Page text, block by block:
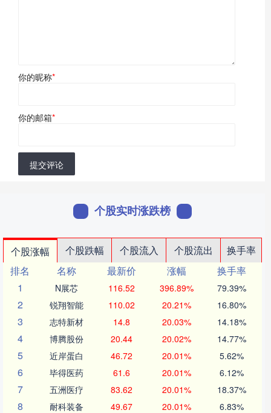
你的昵称*
你的邮箱*
提交评论
个股实时涨跌榜
个股涨幅 个股跌幅 个股流入 个股流出
换手率
排名
名称 最新价 涨幅
换手率
1
N展芯 116.52 396.89% 79.39%
2 锐翔智能 110.02 20.21% 16.80%
3 志特新材 14.8 20.03% 14.18%
4 博腾股份 20.44 20.02% 14.77%
5 近岸蛋白 46.72 20.01% 5.62%
6 毕得医药 61.6 20.01% 6.12%
7 五洲医疗 83.62 20.01% 18.37%
8 耐科装备 49.67 20.01% 6.83%